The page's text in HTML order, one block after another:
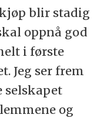
blir stadig
oppnå god
i første
Jeg ser frem
selskapet
og